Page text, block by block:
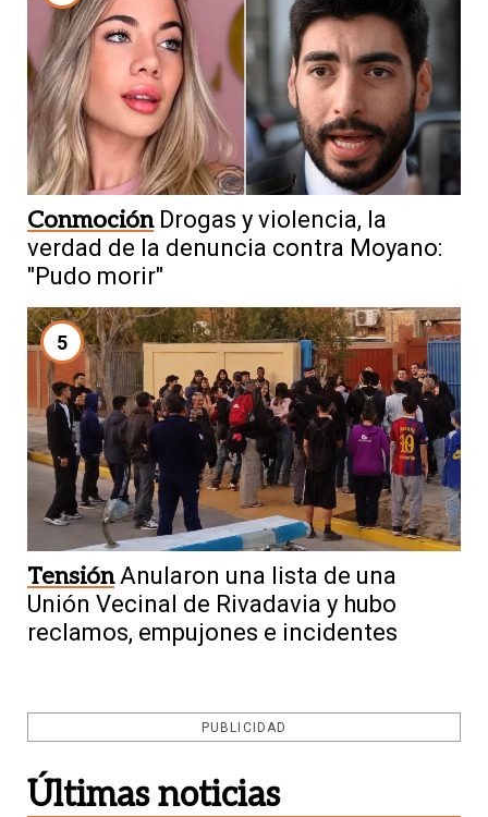
Conmoción Drogas y violencia, la
verdad de la denuncia contra Moyano:
"Pudo morir"
5
Tensión Anularon una lista de una
Unión Vecinal de Rivadavia y hubo
reclamos, empujones e incidentes
PUBLICIDAD
Últimas noticias